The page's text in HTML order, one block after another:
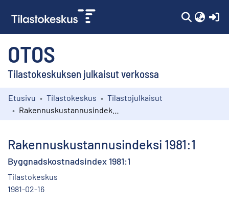
OTOS
Tilastokeskuksen julkaisut verkossa
Kokoelmat
Etusivu Tilastokeskus
Tilastojulkaisut
Rakennuskustannusindeksi 1981:1
Byggnadskostnadsindex 1981:1
Tilastokeskus
1981-02-16